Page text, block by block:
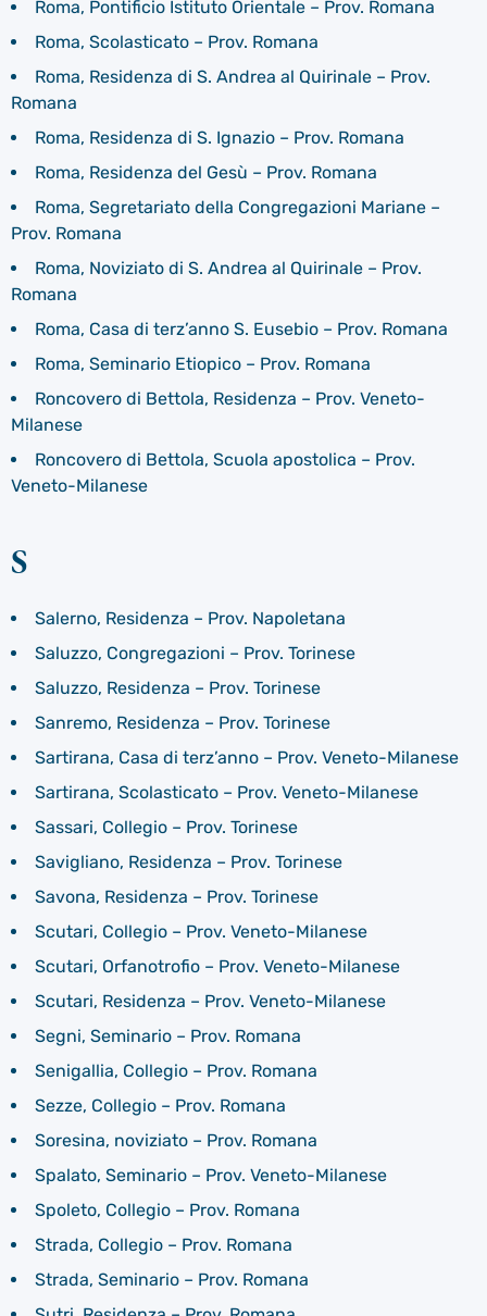
Roma, Pontificio Istituto Orientale – Prov. Romana
Roma, Scolasticato – Prov. Romana
Roma, Residenza di S. Andrea al Quirinale – Prov.
Romana
Roma, Residenza di S. Ignazio – Prov. Romana
Roma, Residenza del Gesù – Prov. Romana
Roma, Segretariato della Congregazioni Mariane –
Prov. Romana
Roma, Noviziato di S. Andrea al Quirinale – Prov.
Romana
Roma, Casa di terz’anno S. Eusebio – Prov. Romana
Roma, Seminario Etiopico – Prov. Romana
Roncovero di Bettola, Residenza – Prov. Veneto-
Milanese
Roncovero di Bettola, Scuola apostolica – Prov.
Veneto-Milanese
S
Salerno, Residenza – Prov. Napoletana
Saluzzo, Congregazioni – Prov. Torinese
Saluzzo, Residenza – Prov. Torinese
Sanremo, Residenza – Prov. Torinese
Sartirana, Casa di terz’anno – Prov. Veneto-Milanese
Sartirana, Scolasticato – Prov. Veneto-Milanese
Sassari, Collegio – Prov. Torinese
Savigliano, Residenza – Prov. Torinese
Savona, Residenza – Prov. Torinese
Scutari, Collegio – Prov. Veneto-Milanese
Scutari, Orfanotrofio – Prov. Veneto-Milanese
Scutari, Residenza – Prov. Veneto-Milanese
Segni, Seminario – Prov. Romana
Senigallia, Collegio – Prov. Romana
Sezze, Collegio – Prov. Romana
Soresina, noviziato – Prov. Romana
Spalato, Seminario – Prov. Veneto-Milanese
Spoleto, Collegio – Prov. Romana
Strada, Collegio – Prov. Romana
Strada, Seminario – Prov. Romana